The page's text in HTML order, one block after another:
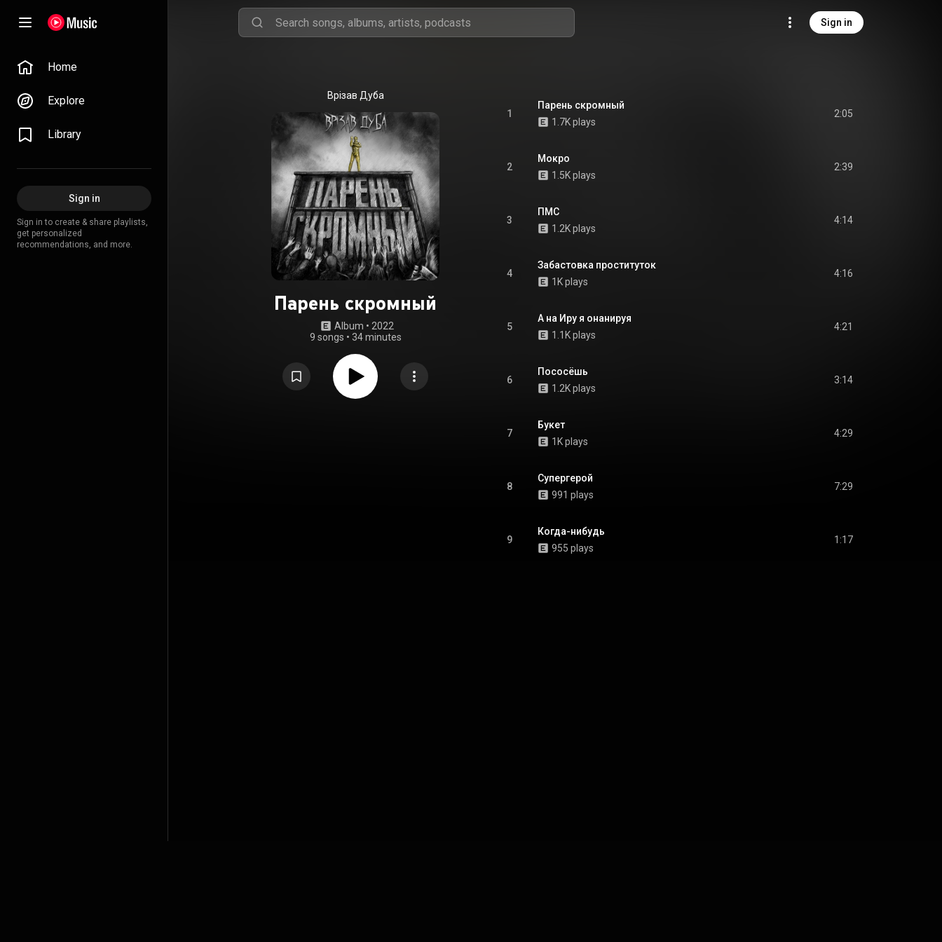
Sign in
Home
Explore
Library
Sign in
Sign in to create & share playlists,
get personalized
recommendations, and more.
Врізав Дуба
Парень скромный
Album • 2022
9 songs • 34 minutes
1
Парень скромный
1.7K plays
2:05
2
Мокро
1.5K plays
2:39
3
ПМС
1.2K plays
4:14
4
Забастовка проституток
1K plays
4:16
5
А на Иру я онанируя
1.1K plays
4:21
6
Пососёшь
1.2K plays
3:14
7
Букет
1K plays
4:29
8
Супергерой
991 plays
7:29
9
Когда-нибудь
955 plays
1:17